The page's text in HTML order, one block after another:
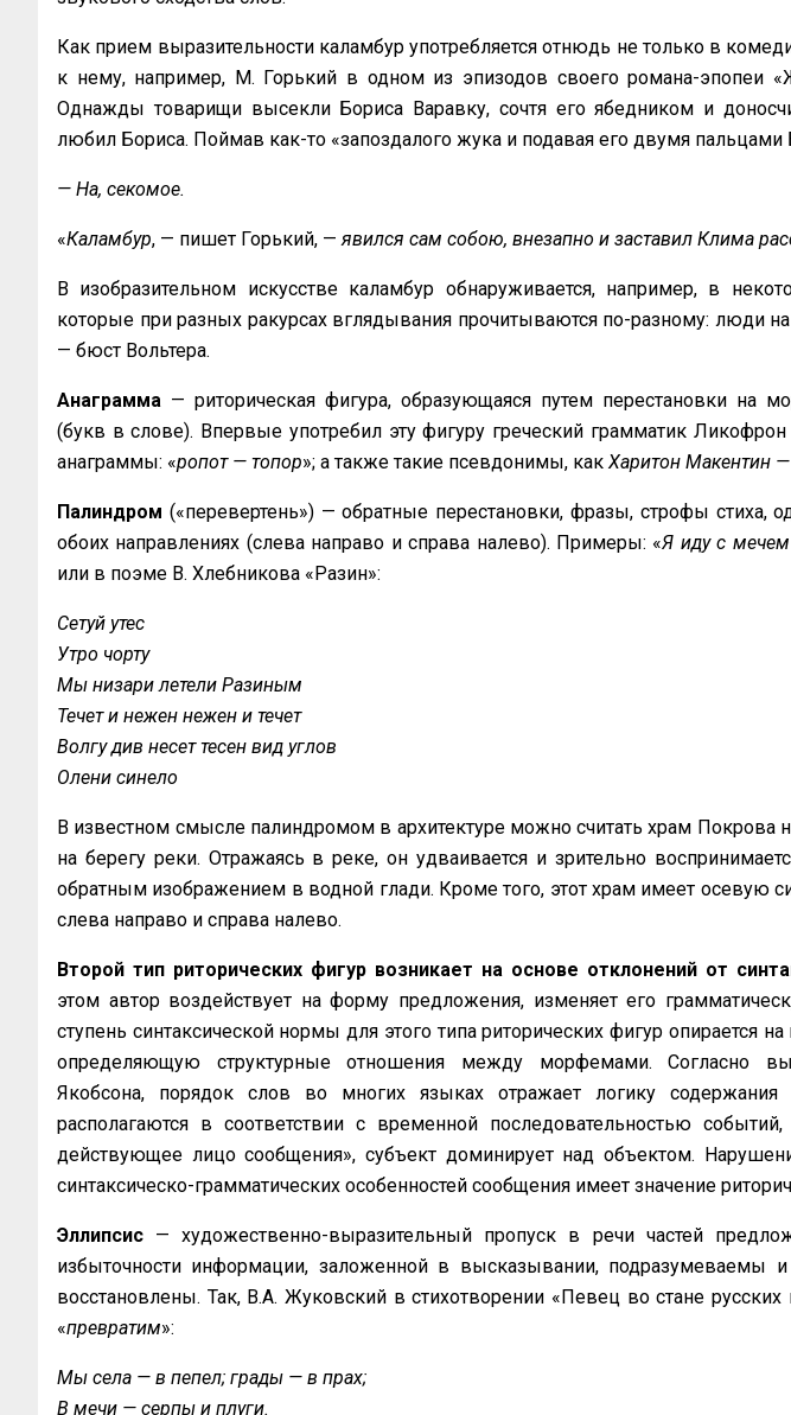
Как прием выразительности каламбур употребляется отнюдь не только в
к нему, например, М. Горький в одном из эпизодов своего романа-эпопеи
Однажды товарищи высекли Бориса Варавку, сочтя его ябедником и
любил Бориса. Поймав как-то «запоздалого жука и подавая его двумя пальцами
— На, секомое.
«Каламбур, — пишет Горький, —явился сам собою, внезапно и заставил Клима
В изобразительном искусстве каламбур обнаруживается, например, в
которые при разных ракурсах вглядывания прочитываются по-разному: люди
— бюст Вольтера.
Анаграмма — риторическая фигура, образующаяся путем перестановки на
(букв в слове). Впервые употребил эту фигуру греческий грамматик
анаграммы: «ропот — топор»; а также такие псевдонимы, как Харитон Макентин
Палиндром («перевертень») — обратные перестановки, фразы, строфы стиха,
обоих направлениях (слева направо и справа налево). Примеры: «Я иду с мечем
или в поэме В. Хлебникова «Разин»:
Сетуй утес
Утро чорту
Мы низари летели Разиным
Течет и нежен нежен и течет
Волгу див несет тесен вид углов
Олени синело
В известном смысле палиндромом в архитектуре можно считать храм Покрова
на берегу реки. Отражаясь в реке, он удваивается и зрительно
обратным изображением в водной глади. Кроме того, этот храм имеет осевую
слева направо и справа налево.
Второй тип риторических фигур возникает на основе отклонений от
этом автор воздействует на форму предложения, изменяет его
ступень синтаксической нормы для этого типа риторических фигур опирается
определяющую структурные отношения между морфемами. Согласно
Якобсона, порядок слов во многих языках отражает логику содержания
располагаются в соответствии с временной последовательностью
действующее лицо сообщения», субъект доминирует над объектом.
синтаксическо-грамматических особенностей сообщения имеет значение
Эллипсис — художественно-выразительный пропуск в речи частей
избыточности информации, заложенной в высказывании, подразумеваемы
восстановлены. Так, В.А. Жуковский в стихотворении «Певец во стане русских
«превратим»:
Мы села — в пепел; грады — в прах;
В мечи — серпы и плуги.